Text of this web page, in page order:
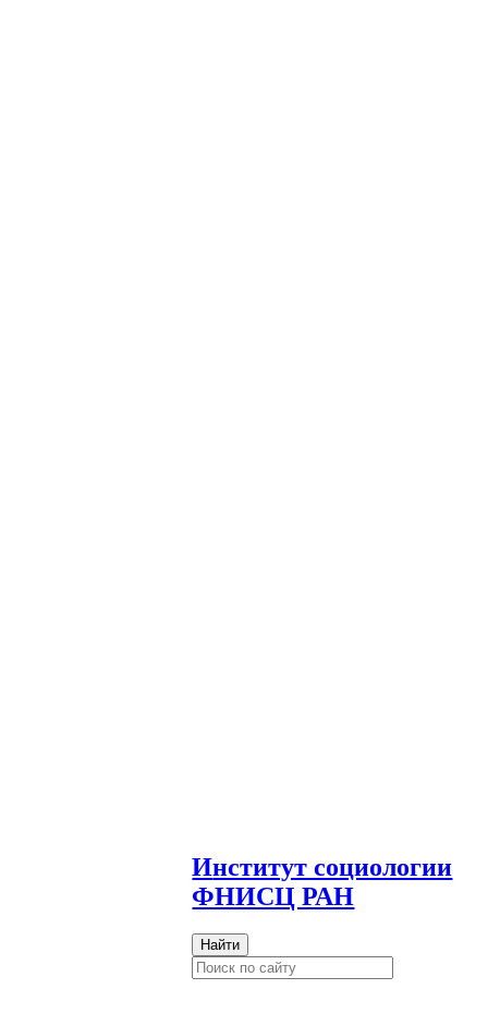
Институт социологии
ФНИСЦ РАН
Найти